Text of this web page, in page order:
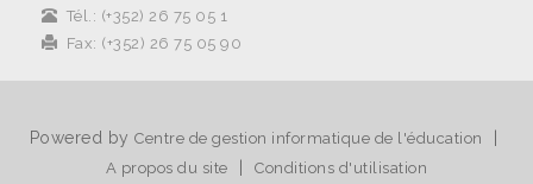
Tél.: (+352) 26 75 05 1
Fax: (+352) 26 75 05 90
Powered by Centre de gestion informatique de l'éducation
A propos du site Conditions d'utilisation